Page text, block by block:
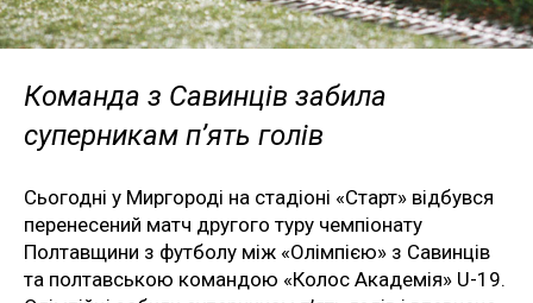
Команда з Савинців забила
суперникам п’ять голів
Сьогодні у Миргороді на стадіоні «Старт» відбувся
перенесений матч другого туру чемпіонату
Полтавщини з футболу між «Олімпією» з Савинців
та полтавською командою «Колос Академія» U-19.